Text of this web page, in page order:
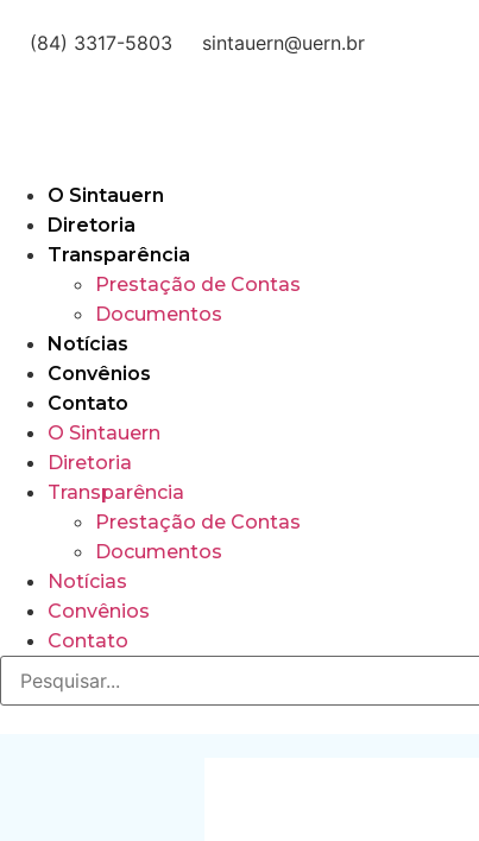
(84) 3317-5803 sintauern@uern.br
O Sintauern
Diretoria
Transparência
Prestação de Contas
Documentos
Notícias
Convênios
Contato
O Sintauern
Diretoria
Transparência
Prestação de Contas
Documentos
Notícias
Convênios
Contato